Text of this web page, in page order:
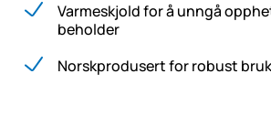
Varmeskjold for å unngå
beholder
Norskprodusert for robust